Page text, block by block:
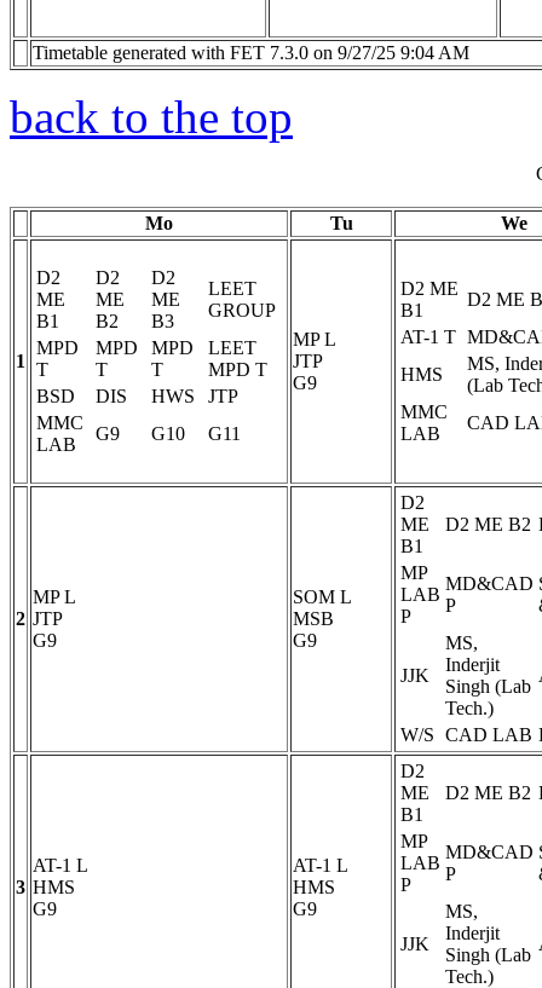
Timetable generated with FET 7.3.0 on 9/27/25 9:04 AM
back to the top
Mo Tu We
1
D2
ME
B1
D2
ME
B2
D2
ME
B3
LEET
GROUP
MPD
T
MPD
T
MPD
T
LEET
MPD T
BSD
DIS HWS
JTP
MMC
LAB
G9 G10 G11
MPL
JTP
G9
D2 ME
B1
D2 ME
AT-1 T
HMS
MS,
(Lab
MMC
LAB
CAD
2
MPL
JTP
G9
SOM L
MSB
G9
D2
ME
B1
D2 ME B2
MP
LAB
P
MD&CAD
P
JJK
MS,
Inderjit
Singh (Lab
Tech.)
W/S CAD LAB
3
AT-1 L
HMS
G9
AT-1 L
HMS
G9
D2
ME
B1
D2 ME B2
MP
LAB
P
MD&CAD
P
JJK
MS,
Inderjit
Singh (Lab
Tech.)